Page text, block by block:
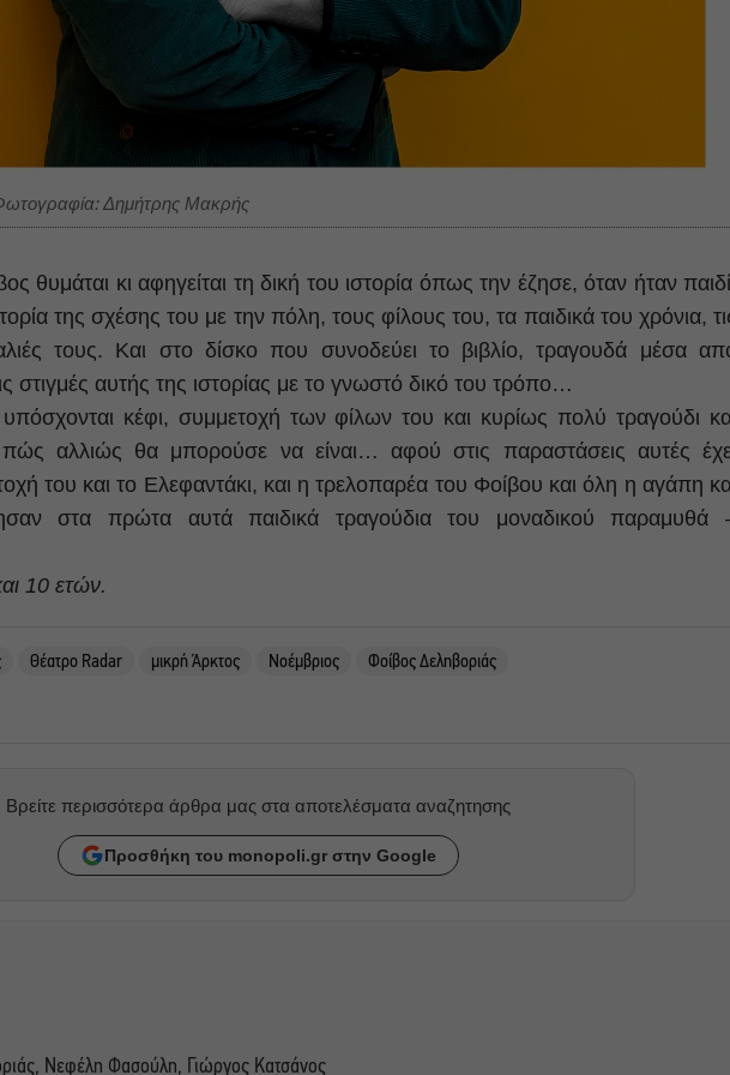
Δημήτρης Μακρής
θυμάται κι αφηγείται τη δική του ιστορία όπως την έζησε, όταν ήταν
της σχέσης του με την πόλη, τους φίλους του, τα παιδικά του χρόνια,
τους. Και στο δίσκο που συνοδεύει το βιβλίο, τραγουδά μέσα
στιγμές αυτής της ιστορίας με το γνωστό δικό του τρόπο…
κέφι, συμμετοχή των φίλων του και κυρίως πολύ τραγούδι
αλλιώς θα μπορούσε να είναι… αφού στις παραστάσεις αυτές
του και το Ελεφαντάκι, και η τρελοπαρέα του Φοίβου και όλη η αγάπη
στα πρώτα αυτά παιδικά τραγούδια του μοναδικού παραμυθά
10 ετών.
Θέατρο Radar μικρή Άρκτος Νοέμβριος Φοίβος Δεληβοριάς
Βρείτε περισσότερα άρθρα μας στα αποτελέσματα αναζητησης
Προσθήκη του monopoli.gr στην Google
Νεφέλη Φασούλη, Γιώργος Κατσάνος